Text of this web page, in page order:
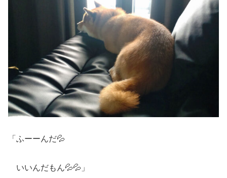
「ふーーんだ💦
いいんだもん💦💦」